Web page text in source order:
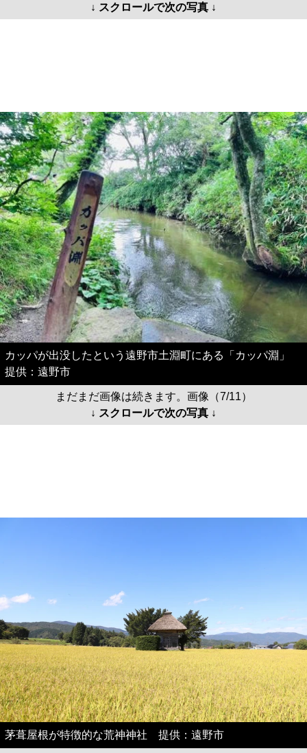
↓ スクロールで次の写真 ↓
カッパが出没したという遠野市土淵町にある「カッパ淵」
提供：遠野市
まだまだ画像は続きます。画像（7/11）
↓ スクロールで次の写真 ↓
茅葺屋根が特徴的な荒神神社 提供：遠野市